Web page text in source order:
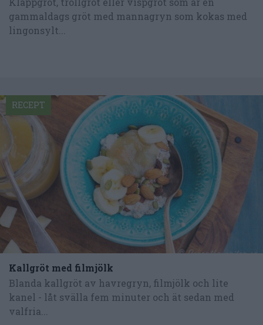
gammaldags gröt med mannagryn som kokas med
lingonsylt...
Kallgröt med filmjölk
Blanda kallgröt av havregryn, filmjölk och lite
kanel - låt svälla fem minuter och ät sedan med
valfria...
RECEPT